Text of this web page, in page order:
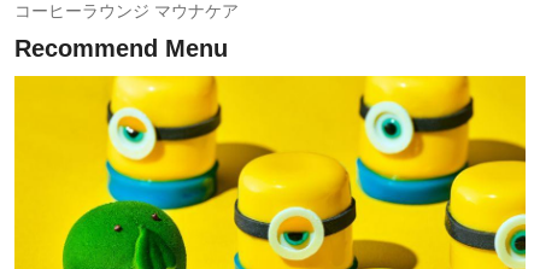
コーヒーラウンジ マウナケア
Recommend Menu